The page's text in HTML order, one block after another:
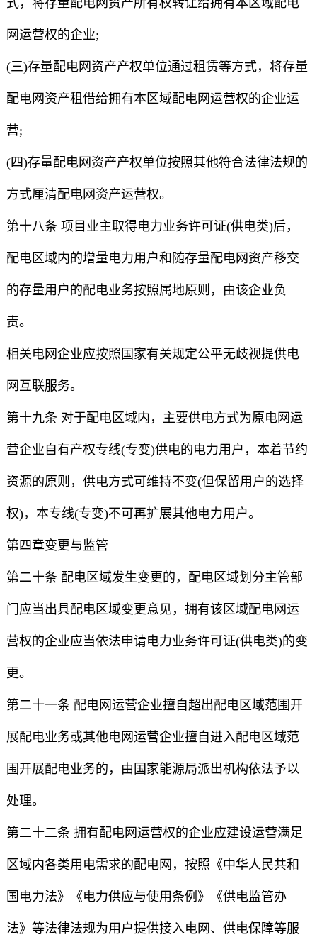
式，将存量配电网资产所有权转让给拥有本区域配电
网运营权的企业;
(三)存量配电网资产产权单位通过租赁等方式，将存量
配电网资产租借给拥有本区域配电网运营权的企业运
营;
(四)存量配电网资产产权单位按照其他符合法律法规的
方式厘清配电网资产运营权。
第十八条 项目业主取得电力业务许可证(供电类)后，
配电区域内的增量电力用户和随存量配电网资产移交
的存量用户的配电业务按照属地原则，由该企业负
责。
相关电网企业应按照国家有关规定公平无歧视提供电
网互联服务。
第十九条 对于配电区域内，主要供电方式为原电网运
营企业自有产权专线(专变)供电的电力用户，本着节约
资源的原则，供电方式可维持不变(但保留用户的选择
权)，本专线(专变)不可再扩展其他电力用户。
第四章变更与监管
第二十条 配电区域发生变更的，配电区域划分主管部
门应当出具配电区域变更意见，拥有该区域配电网运
营权的企业应当依法申请电力业务许可证(供电类)的变
更。
第二十一条 配电网运营企业擅自超出配电区域范围开
展配电业务或其他电网运营企业擅自进入配电区域范
围开展配电业务的，由国家能源局派出机构依法予以
处理。
第二十二条 拥有配电网运营权的企业应建设运营满足
区域内各类用电需求的配电网，按照《中华人民共和
国电力法》《电力供应与使用条例》《供电监管办
法》等法律法规为用户提供接入电网、供电保障等服